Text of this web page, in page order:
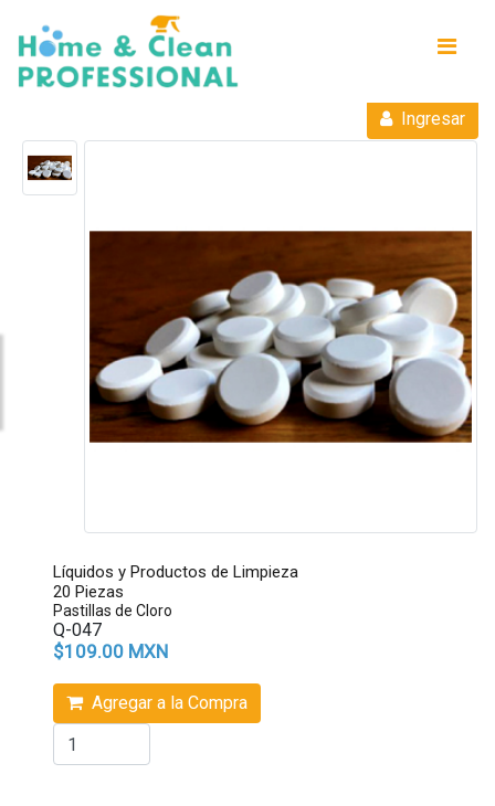
Ingresar
Líquidos y Productos de Limpieza
20 Piezas
Pastillas de Cloro
Q-047
$109.00 MXN
Agregar a la Compra